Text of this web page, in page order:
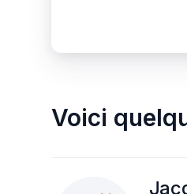
Voici